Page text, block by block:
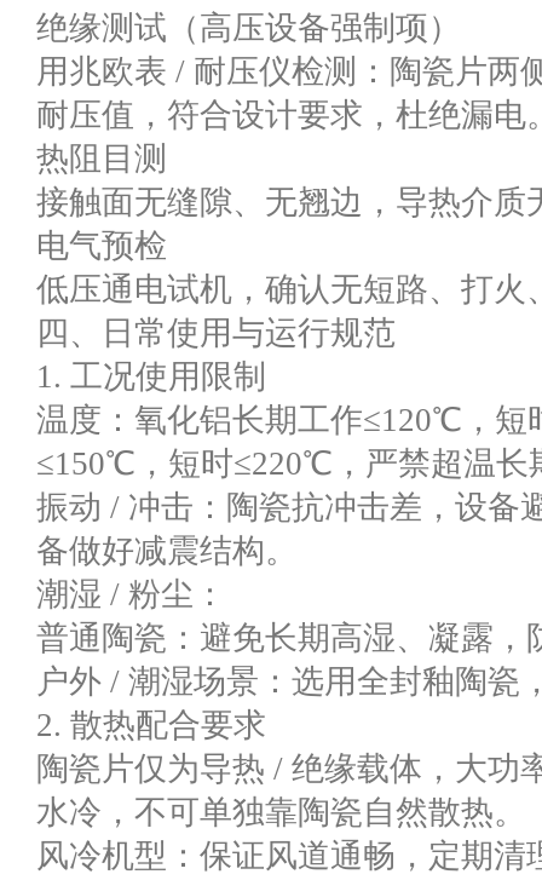
绝缘测试（高压设备强制项）
用兆欧表 / 耐压仪检测：陶瓷片两
耐压值，符合设计要求，杜绝漏电
热阻目测
接触面无缝隙、无翘边，导热介质
电气预检
低压通电试机，确认无短路、打火
四、日常使用与运行规范
1. 工况使用限制
温度：氧化铝长期工作≤120℃，
≤150℃，短时≤220℃，严禁超温长
振动 / 冲击：陶瓷抗冲击差，设备
备做好减震结构。
潮湿 / 粉尘：
普通陶瓷：避免长期高湿、凝露，
户外 / 潮湿场景：选用全封釉陶瓷
2. 散热配合要求
陶瓷片仅为导热 / 绝缘载体，大功
水冷，不可单独靠陶瓷自然散热。
风冷机型：保证风道通畅，定期